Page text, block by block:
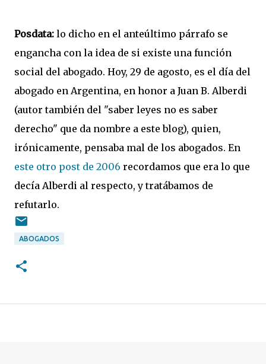
Posdata: lo dicho en el anteúltimo párrafo se
engancha con la idea de si existe una función
social del abogado. Hoy, 29 de agosto, es el día del
abogado en Argentina, en honor a Juan B. Alberdi
(autor también del "saber leyes no es saber
derecho" que da nombre a este blog), quien,
irónicamente, pensaba mal de los abogados. En
este otro post de 2006 recordamos que era lo que
decía Alberdi al respecto, y tratábamos de
refutarlo.
ABOGADOS